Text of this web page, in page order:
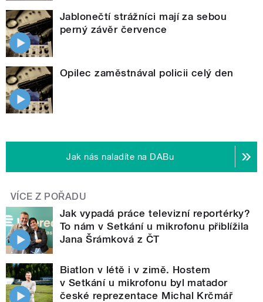
Jablonečtí strážníci mají za sebou
perný závěr července
Opilec zaměstnával policii celý den
Jak nás naladíte na DABu
VÍCE Z POŘADU
Jak vypadá práce televizní reportérky?
To nám v Setkání u mikrofonu přiblížila
Jana Šrámková z ČT
Biatlon v létě i v zimě. Hostem
v Setkání u mikrofonu byl matador
české reprezentace Michal Krčmář